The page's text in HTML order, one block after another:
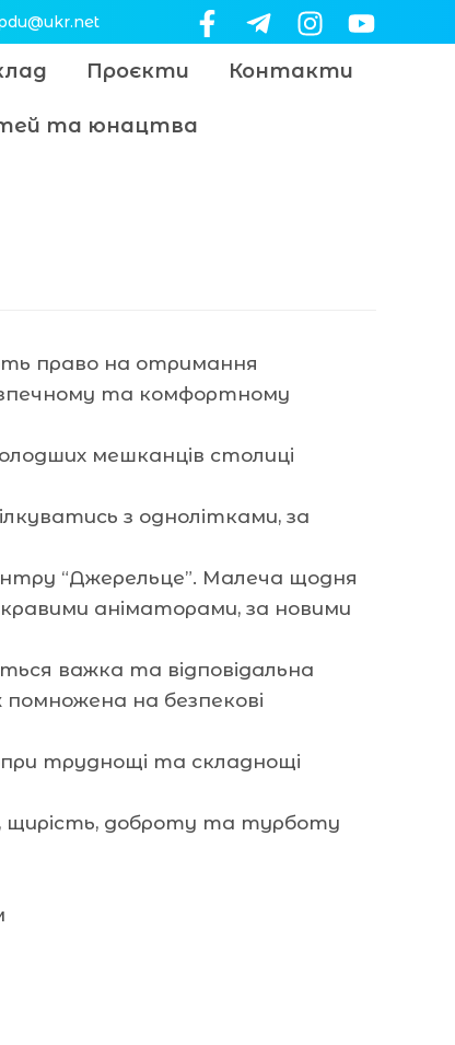
Проєкти Контакти
та юнацтва
право на отримання
та комфортному
мешканців столиці
з однолітками, за
“Джерельце”. Малеча щодня
аніматорами, за новими
важка та відповідальна
помножена на безпекові
труднощі та складнощі
щирість, доброту та турботу